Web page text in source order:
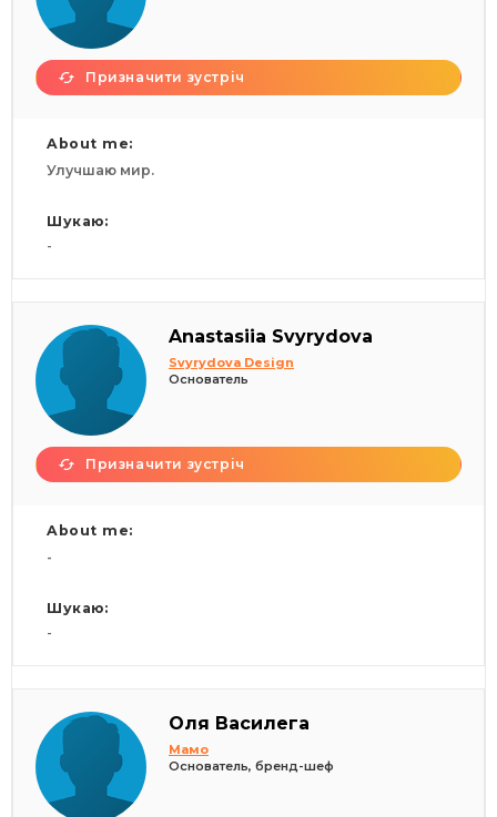
Призначити зустріч
About me:
Улучшаю мир.
Шукаю:
-
Anastasiia Svyrydova
Svyrydova Design
Основатель
Призначити зустріч
About me:
-
Шукаю:
-
Оля Василега
Мамо
Основатель, бренд-шеф